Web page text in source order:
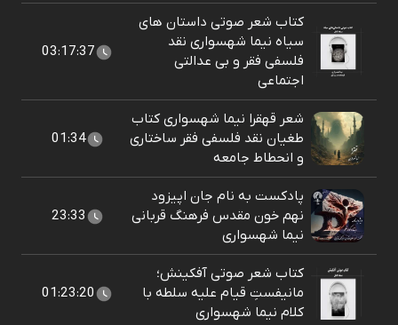
کتاب شعر صوتی داستان های
سیاه نیما شهسواری نقد
فلسفی فقر و بی عدالتی
اجتماعی
03:17:37
شعر قهقرا نیما شهسواری کتاب
طغیان نقد فلسفی فقر ساختاری
و انحطاط جامعه
01:34
پادکست به نام جان اپیزود
نهم خون مقدس فرهنگ قربانی
نیما شهسواری
23:33
کتاب شعر صوتی آفکینش؛
مانیفستِ قیام علیه سلطه با
کلام نیما شهسواری
01:23:20